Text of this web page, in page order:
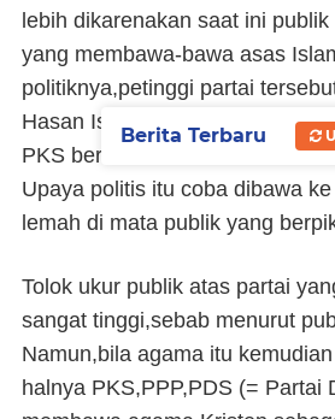
lebih dikarenakan saat ini
yang membawa-bawa asas
politiknya,petinggi partai
Hasan Ishaaq (LHI) dinyatakan
PKS berusaha untuk
Upaya politis itu coba dibawa
lemah di mata publik yang
Tolok ukur publik atas partai
sangat tinggi,sebab menurut
Namun,bila agama itu
halnya PKS,PPP,PDS (= Partai
Berita Terbaru